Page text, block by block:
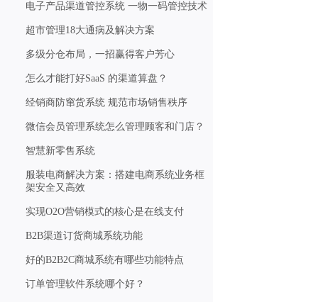
电子产品渠道管控系统 一物一码管控技术
超市管理18大通病及解决方案
多级分仓布局，一招赢得客户芳心
怎么才能打好SaaS 的渠道算盘？
经销商防窜货系统 规范市场销售秩序
微信会员管理系统怎么管理顾客和门店？
智慧新零售系统
服装电商解决方案：搭建电商系统业务框
架安全又高效
实现O2O营销模式的核心是在线支付
B2B渠道订货商城系统功能
好的B2B2C商城系统有哪些功能特点
订单管理软件系统哪个好？